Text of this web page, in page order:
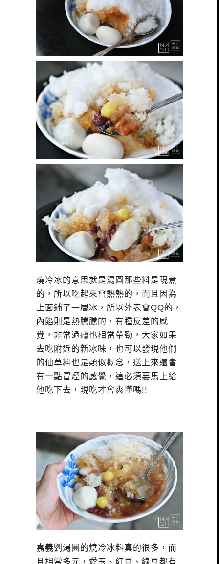
燒冷冰的意思就是湯圓那些料是現煮
的，所以吃起來會熱熱的，而且因為
上面鋪了一層冰，所以外表會QQ的，
內餡則是熱騰騰的，有種反差的感
覺，非常過癮也相當帶勁，大家如果
去吃附近的新冰味，也可以發現他們
的仙草料也是類似概念，送上來還會
有一點冒煙的感覺，這必須要馬上給
他吃下去，現吃才會爽懂嗎!!
嘉義劉湯圓的燒冷冰料真的很多，而
且相當多元，愛玉、紅豆、綠豆都有